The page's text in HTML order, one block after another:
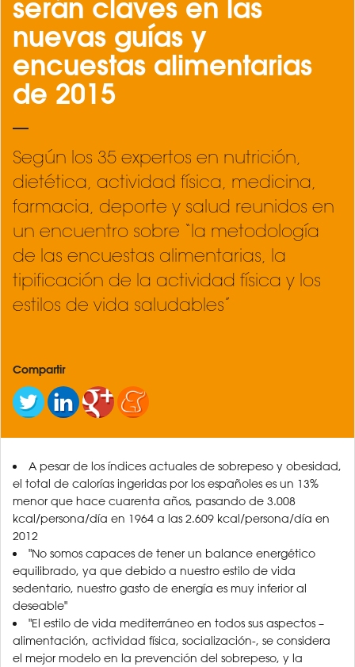
serán claves en las
nuevas guías y
encuestas alimentarias
de 2015
Según los 35 expertos en nutrición,
dietética, actividad física, medicina,
farmacia, deporte y salud reunidos en
un encuentro sobre “la metodología
de las encuestas alimentarias, la
tipificación de la actividad física y los
estilos de vida saludables”
Compartir
A pesar de los índices actuales de sobrepeso y obesidad,
el total de calorías ingeridas por los españoles es un 13%
menor que hace cuarenta años, pasando de 3.008
kcal/persona/día en 1964 a las 2.609 kcal/persona/día en
2012
"No somos capaces de tener un balance energético
equilibrado, ya que debido a nuestro estilo de vida
sedentario, nuestro gasto de energía es muy inferior al
deseable"
"El estilo de vida mediterráneo en todos sus aspectos –
alimentación, actividad física, socialización-, se considera
el mejor modelo en la prevención del sobrepeso, y la